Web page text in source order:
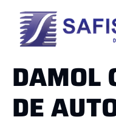
DAMOL
DE